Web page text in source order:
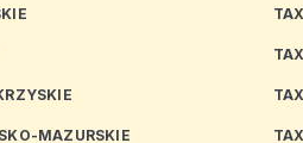
MAZURSKIE